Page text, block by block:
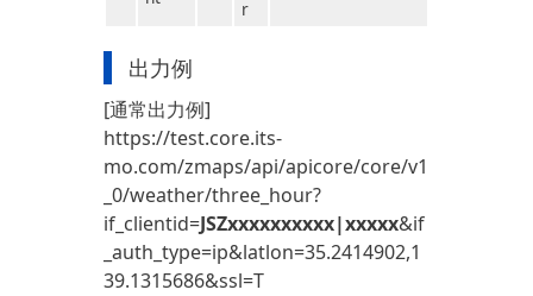
r
出力例
[通常出力例]
https://test.core.its-
mo.com/zmaps/api/apicore/core/v1
_0/weather/three_hour?
if_clientid=JSZxxxxxxxxxx|xxxxx&if
_auth_type=ip&latlon=35.2414902,1
39.1315686&ssl=T